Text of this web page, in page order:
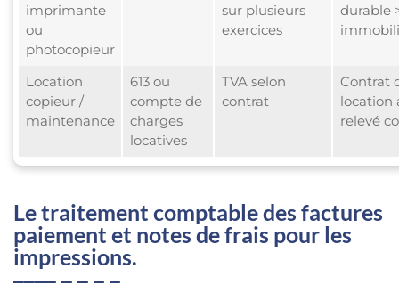
imprimante
ou
photocopieur
sur plusieurs
exercices
durable
Location
copieur /
maintenance
613 ou
compte de
charges
locatives
TVA selon
contrat
Contrat
location
relevé
Le traitement comptable des factures
paiement et notes de frais pour les
impressions.